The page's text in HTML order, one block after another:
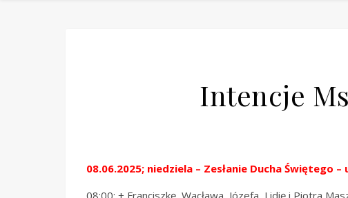
Intencje
08.06.2025; niedziela – Zesłanie Ducha Świętego
08:00; + Franciszkę, Wacława, Józefa, Lidię i Piotra